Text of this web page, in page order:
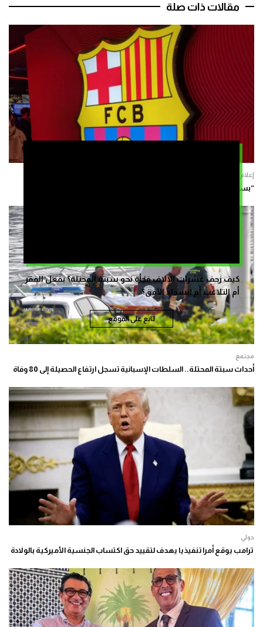
كيف زحف عشرات الالاف فجأة نحو سبتة المحتلة؟ بفعل الفقر
أم التلاعب أم انسداد الأفق؟
تابع على الموقع
مقالات ذات صلة
إعلام
“بسبب الظروف الراهنة”.. برشلونة يلغي مباراته الودية في المغرب
مجتمع
أحداث سبتة المحتلة.. السلطات الإسبانية تسجل ارتفاع الحصيلة إلى 80 وفاة
دولي
ترامب يوقع أمرا تنفيذيا يهدف لتقييد حق اكتساب الجنسية الأميركية بالولادة